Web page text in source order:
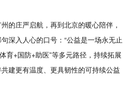
的庄严启航，再到北京的暖心陪伴，
深入人心的口号：“公益是一场永无止
育+国防+助医”等多元路径，持续拓展
建更有温度、更具韧性的可持续公益